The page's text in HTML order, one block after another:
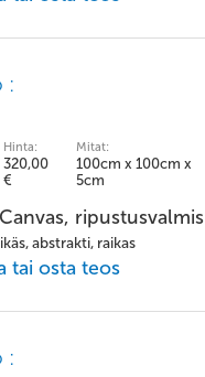
:
Hinta:
320,00
€
Mitat:
100cm x 100cm x
5cm
ripustusvalmis
abstrakti, raikas
tai osta teos
: